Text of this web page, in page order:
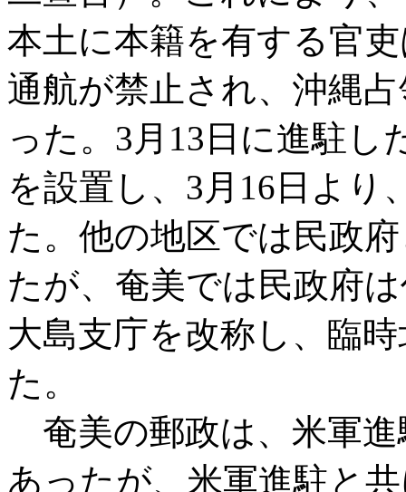
本土に本籍を有する官
通航が禁止され、沖縄
った。3月13日に進駐し
を設置し、3月16日より
た。他の地区では民政
たが、奄美では民政府
大島支庁を改称し、臨
た。
奄美の郵政は、米軍進
あったが、米軍進駐と